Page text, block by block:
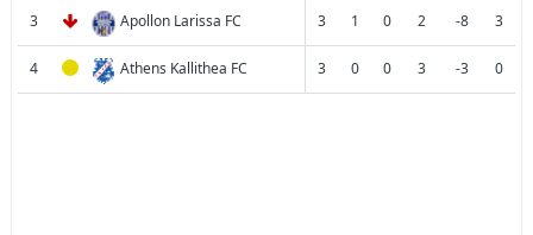
3 Apollon Larissa FC 3 1 0 2 -8 3
4 Athens Kallithea FC 3 0 0 3 -3 0